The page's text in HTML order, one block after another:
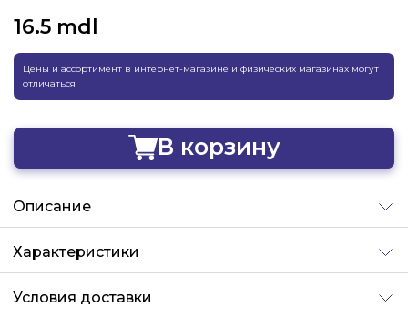
16.5 mdl
Цены и ассортимент в интернет-магазине и физических магазинах могут
отличаться
В корзину
Добавлено
Описание
Характеристики
Условия доставки